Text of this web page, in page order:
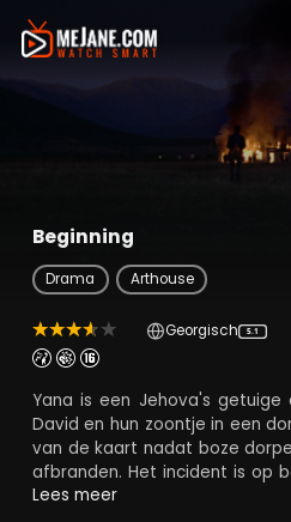
Beginning
Drama Arthouse
Georgisch 5.1
Yana is een Jehova's
David en hun zoontje in een
van de kaart nadat boze
afbranden. Het incident is op
gaat op zoek naar
Lees meer